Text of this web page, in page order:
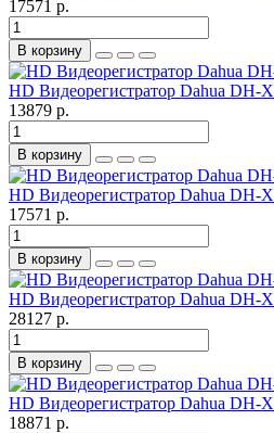
17571 р.
В корзину
HD Видеорегистратор Dahua DH-
13879 р.
В корзину
HD Видеорегистратор Dahua
17571 р.
В корзину
HD Видеорегистратор Dahua
28127 р.
В корзину
HD Видеорегистратор Dahua DH-
18871 р.